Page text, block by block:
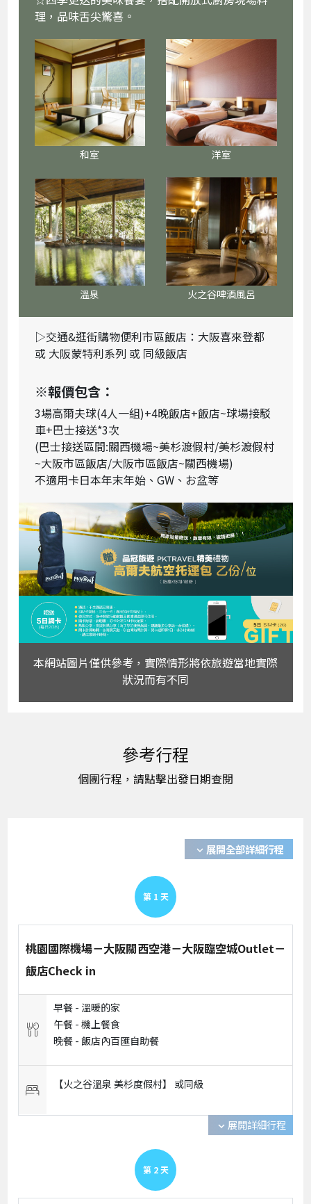
理，品味舌尖驚喜。
和室 洋室
溫泉 火之谷啤酒風呂
▷交通&逛街購物便利市區飯店：大阪喜來登都
或 大阪蒙特利系列 或 同級飯店
※報價包含：
3場高爾夫球(4人一組)+4晚飯店+飯店~球場接駁
車+巴士接送*3次
(巴士接送區間:關西機場~美杉渡假村/美杉渡假村
~大阪市區飯店/大阪市區飯店~關西機場)
不適用卡日本年末年始、GW、お盆等
本網站圖片僅供參考，實際情形將依旅遊當地實際
狀況而有不同
expand_more 展開全部詳細行程
第 1 天
桃園國際機場－大阪關西空港－大阪臨空城Outlet－
飯店Check in
早餐 - 溫暖的家
午餐 -機上餐食
晚餐 -飯店內百匯自助餐
【火之谷溫泉 美杉度假村】 或同級
expand_more 展開詳細行程
第 2 天